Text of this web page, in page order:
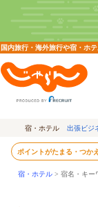
国内旅行・海外旅行や宿・ホ
宿・ホテル 出張ビジ
ポイントがたまる・つか
宿・ホテル > 宿名・キー